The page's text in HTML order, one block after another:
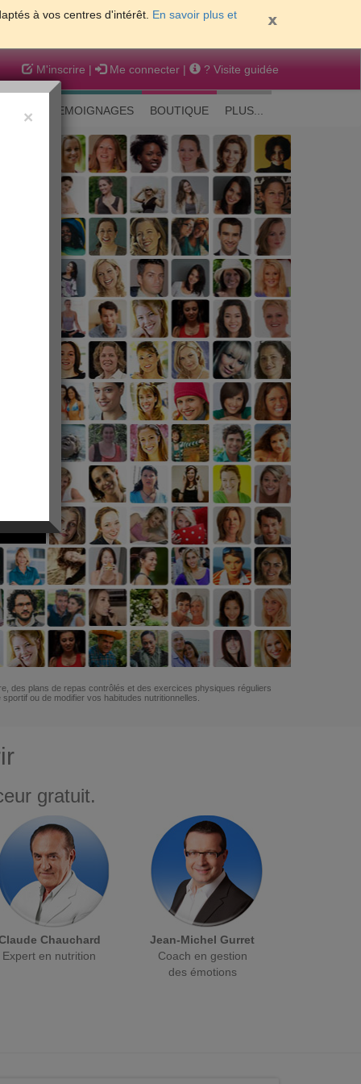
à vos centres d'intérêt. En savoir plus et
M'inscrire | Me connecter | ? Visite guidée
TEMOIGNAGES BOUTIQUE PLUS...
des plans de repas contrôlés et des exercices physiques réguliers
ou de modifier vos habitudes nutritionnelles.
gratuit.
Chauchard
Expert en nutrition
Jean-Michel Gurret
Coach en gestion
des émotions
×